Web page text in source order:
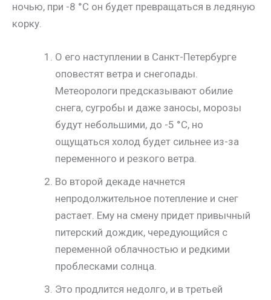
ночью, при -8 °С он будет превращаться в ледяную
корку.
О его наступлении в Санкт-Петербурге
оповестят ветра и снегопады.
Метеорологи предсказывают обилие
снега, сугробы и даже заносы, морозы
будут небольшими, до -5 °С, но
ощущаться холод будет сильнее из-за
переменного и резкого ветра.
Во второй декаде начнется
непродолжительное потепление и снег
растает. Ему на смену придет привычный
питерский дождик, чередующийся с
переменной облачностью и редкими
проблесками солнца.
Это продлится недолго, и в третьей